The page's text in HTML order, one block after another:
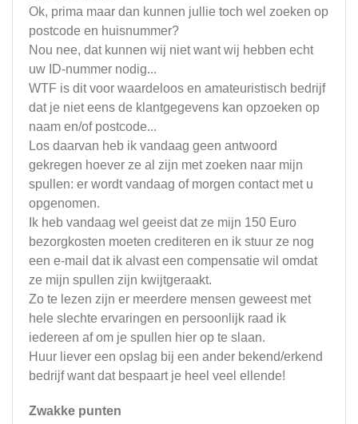
Ok, prima maar dan kunnen jullie toch wel zoeken op
postcode en huisnummer?
Nou nee, dat kunnen wij niet want wij hebben echt
uw ID-nummer nodig...
WTF is dit voor waardeloos en amateuristisch bedrijf
dat je niet eens de klantgegevens kan opzoeken op
naam en/of postcode...
Los daarvan heb ik vandaag geen antwoord
gekregen hoever ze al zijn met zoeken naar mijn
spullen: er wordt vandaag of morgen contact met u
opgenomen.
Ik heb vandaag wel geeist dat ze mijn 150 Euro
bezorgkosten moeten crediteren en ik stuur ze nog
een e-mail dat ik alvast een compensatie wil omdat
ze mijn spullen zijn kwijtgeraakt.
Zo te lezen zijn er meerdere mensen geweest met
hele slechte ervaringen en persoonlijk raad ik
iedereen af om je spullen hier op te slaan.
Huur liever een opslag bij een ander bekend/erkend
bedrijf want dat bespaart je heel veel ellende!
Zwakke punten